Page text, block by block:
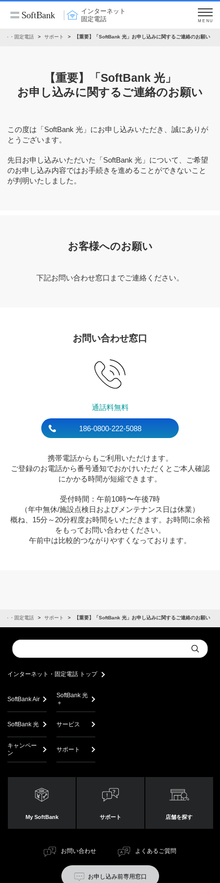
インターネット
固定電話
MENU
ト・固定電話 サポート 【重要】「SoftBank 光」お申し込みに関するご連絡のお願い
【重要】「SoftBank 光」
お申し込みに関するご連絡のお願い
この度は「SoftBank 光」にお申し込みいただき、誠にありが
とうございます。
先日お申し込みいただいた「SoftBank 光」について、ご希望
のお申し込み内容ではお手続きを進めることができないこと
が判明いたしました。
お客様へのお願い
下記お問い合わせ窓口までご連絡ください。
お問い合わせ窓口
通話料無料
186-0800-222-5088
携帯電話からもご利用いただけます。
ご登録のお電話から番号通知でおかけいただくとご本人確認
にかかる時間が短縮できます。
受付時間：午前10時〜午後7時
（年中無休/施設点検日およびメンテナンス日は休業）
概ね、15分～20分程度お時間をいただきます。お時間に余裕
をもってお問い合わせください。
午前中は比較的つながりやすくなっております。
ト・固定電話 サポート 【重要】「SoftBank 光」お申し込みに関するご連絡のお願い
Conduct
a
Submit
インターネット・固定電話 トップ
SoftBank Air
SoftBank 光
＋
SoftBank 光 サービス
キャンペー
ン
サポート
My SoftBank サポート 店舗を探す
お問い合わせ よくあるご質問
お申し込み前専用窓口